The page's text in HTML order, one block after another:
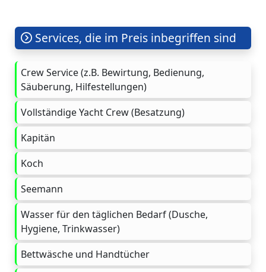
Services, die im Preis inbegriffen sind
Crew Service (z.B. Bewirtung, Bedienung,
Säuberung, Hilfestellungen)
Vollständige Yacht Crew (Besatzung)
Kapitän
Koch
Seemann
Wasser für den täglichen Bedarf (Dusche,
Hygiene, Trinkwasser)
Bettwäsche und Handtücher